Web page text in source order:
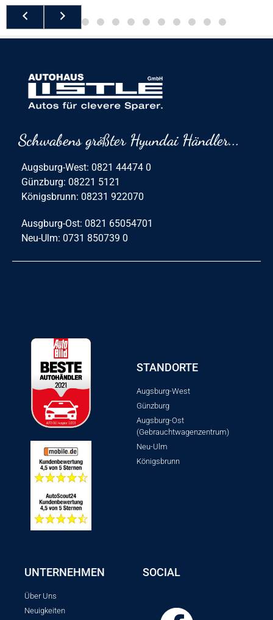
Schwabens größter Hyundai Händler...
Augsburg-West: 0821 44474 0
Günzburg: 08221 5121
Königsbrunn: 08231 922070
Ausgburg-Ost: 0821 65054701
Neu-Ulm: 0731 850739 0
STANDORTE
Augsburg-West
Günzburg
Augsburg-Ost
(Gebrauchtwagenzentrum)
Neu-Ulm
Königsbrunn
UNTERNEHMEN
Über Uns
Neuigkeiten
SOCIAL